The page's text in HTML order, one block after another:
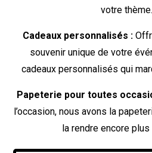
votre thème.
Cadeaux personnalisés :
souvenir unique de votre
cadeaux personnalisés qui
Papeterie pour toutes
l’occasion, nous avons la
la rendre encore